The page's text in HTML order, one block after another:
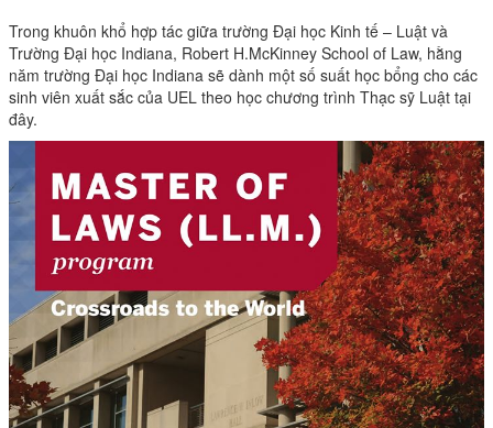
Trong khuôn khổ hợp tác giữa trường Đại học Kinh tế – Luật và
Trường Đại học Indiana, Robert H.McKinney School of Law, hằng
năm trường Đại học Indiana sẽ dành một số suất học bổng cho các
sinh viên xuất sắc của UEL theo học chương trình Thạc sỹ Luật tại
đây.